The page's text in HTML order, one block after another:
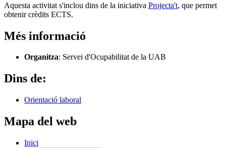
Aquesta activitat s'inclou dins de la iniciativa Projecta't, que permet
obtenir crèdits ECTS.
Més informació
Organitza: Servei d'Ocupabilitat de la UAB
Dins de:
Orientació laboral
Mapa del web
Inici